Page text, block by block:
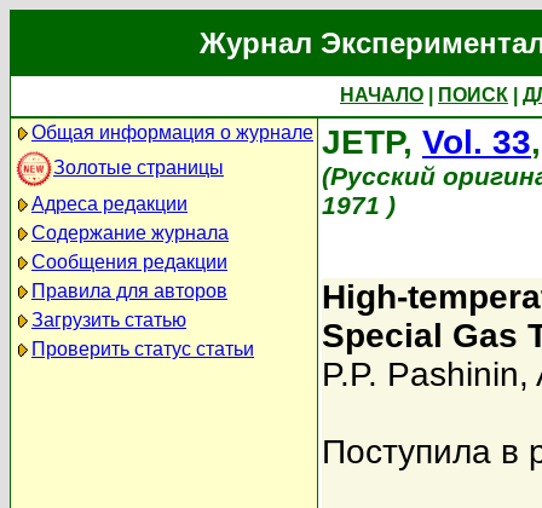
Журнал
НАЧАЛО ПОИСК
Общая информация о журнале
Золотые страницы
Адреса редакции
Содержание журнала
Сообщения редакции
Правила для авторов
Загрузить статью
Проверить статус статьи
JETP, Vol. 33
(Русский
1971 )
High-
Special Gas
P.P. Pashinin,
Поступила в